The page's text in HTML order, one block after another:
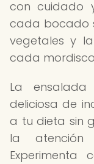
con cuidado
cada bocado
vegetales y
cada
La
deliciosa de
a tu dieta sin
la
Experimenta